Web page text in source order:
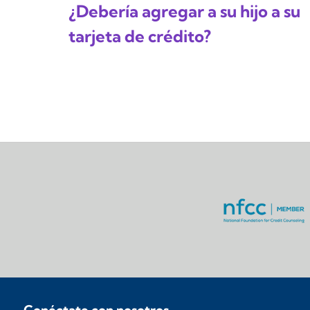
¿Debería agregar a su hijo a su
tarjeta de crédito?